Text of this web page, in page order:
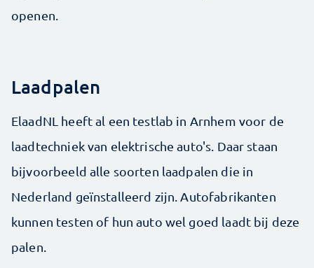
openen.
Laadpalen
ElaadNL heeft al een testlab in Arnhem voor de
laadtechniek van elektrische auto's. Daar staan
bijvoorbeeld alle soorten laadpalen die in
Nederland geïnstalleerd zijn. Autofabrikanten
kunnen testen of hun auto wel goed laadt bij deze
palen.